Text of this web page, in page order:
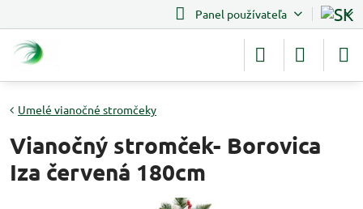
Panel používateľa
Umelé vianočné stromčeky
Vianočný stromček- Borovica
Iza červená 180cm